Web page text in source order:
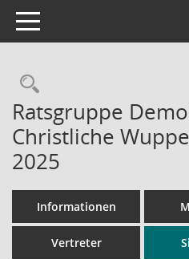
Toggle navigation
Ratsgruppe
Christliche
2025
Informationen
Vertreter